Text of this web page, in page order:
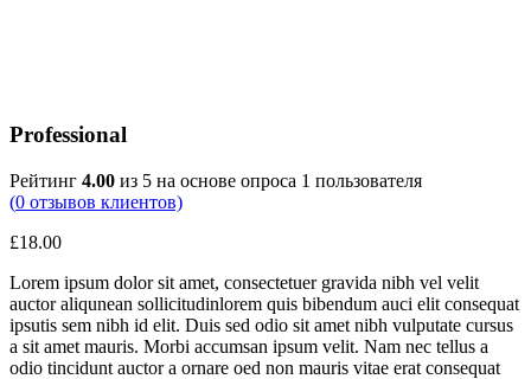
Professional
Рейтинг 4.00 из 5 на основе опроса 1 пользователя
(0 отзывов клиентов)
£18.00
Lorem ipsum dolor sit amet, consectetuer gravida nibh vel velit
auctor aliqunean sollicitudinlorem quis bibendum auci elit consequat
ipsutis sem nibh id elit. Duis sed odio sit amet nibh vulputate cursus
a sit amet mauris. Morbi accumsan ipsum velit. Nam nec tellus a
odio tincidunt auctor a ornare oed non mauris vitae erat consequat